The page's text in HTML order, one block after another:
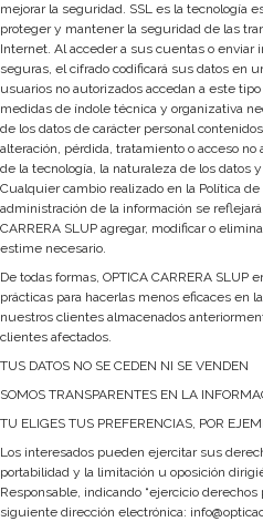
mejorar la seguridad. SSL es la tecnología
proteger y mantener la seguridad de las
Internet. Al acceder a sus cuentas o
seguras, el cifrado codificará sus datos en
usuarios no autorizados accedan a este
medidas de índole técnica y organizativa
de los datos de carácter personal
alteración, pérdida, tratamiento o acceso
de la tecnología, la naturaleza de los datos
Cualquier cambio realizado en la Política
administración de la información se
CARRERA SLUP agregar, modificar o
estime necesario.
De todas formas, OPTICA CARRERA SLUP
prácticas para hacerlas menos eficaces en
nuestros clientes almacenados
clientes afectados.
TUS DATOS NO SE CEDEN NI SE VENDEN
SOMOS TRANSPARENTES EN LA
TU ELIGES TUS PREFERENCIAS, POR
Los interesados pueden ejercitar sus
portabilidad y la limitación u oposición
Responsable, indicando “ejercicio
siguiente dirección electrónica: